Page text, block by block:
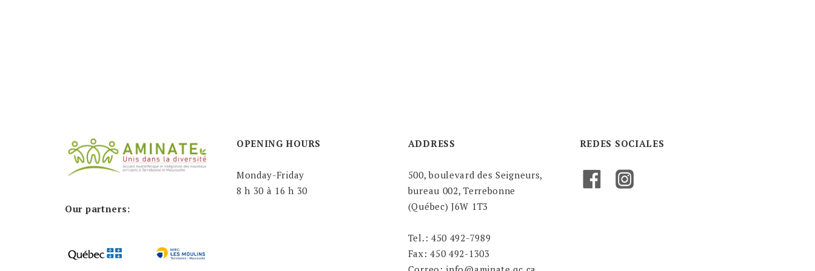
Our partners:
OPENING HOURS
Monday-Friday
8 h 30 à 16 h 30
ADDRESS
500, boulevard des Seigneurs,
bureau 002, Terrebonne
(Québec) J6W 1T3
Tel.: 450 492-7989
Fax: 450 492-1303
REDES SOCIALES